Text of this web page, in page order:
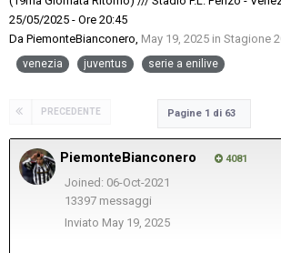
25/05/2025 - Ore 20:45
Da PiemonteBianconero, May 19, 2025 in Stagione
venezia juventus serie a enilive
PRECEDENTE Pagine 1 di 63
PiemonteBianconero 4081
Joined: 06-Oct-2021
13397 messaggi
Inviato May 19, 2025